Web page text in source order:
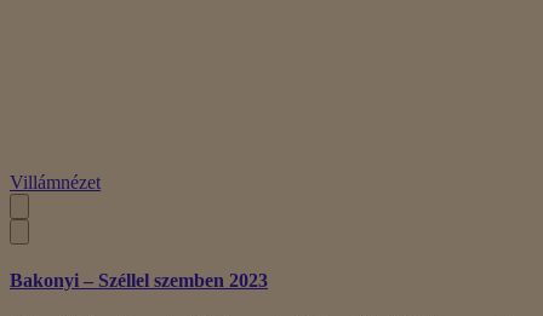
Villámnézet
Bakonyi – Széllel szemben 2023